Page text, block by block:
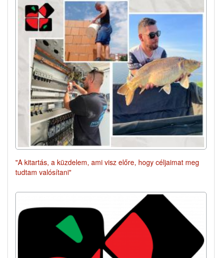
"A kitartás, a küzdelem, ami visz előre, hogy céljaimat meg
tudtam valósítani"